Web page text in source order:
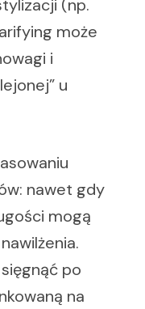
(np.
może
i
u
nawet gdy
mogą
po
na